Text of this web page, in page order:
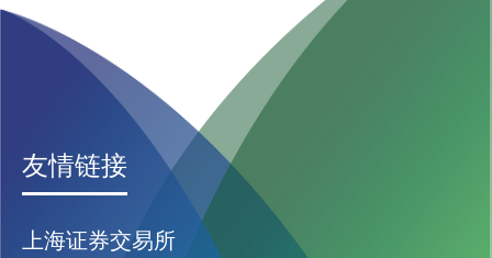
友情链接
上海证券交易所